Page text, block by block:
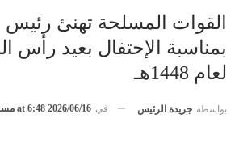
القوات المسلحة تهنئ رئيس
بمناسبة الإحتفال بعيد رأس
لعام 1448هـ
بواسطة جريدة الرئيس في 2026/06/16 at 6:48 مساءً